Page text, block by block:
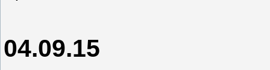
04.09.15